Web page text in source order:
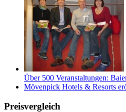
Über 500 Veranstaltungen:
Mövenpick Hotels & Resorts
Preisvergleich